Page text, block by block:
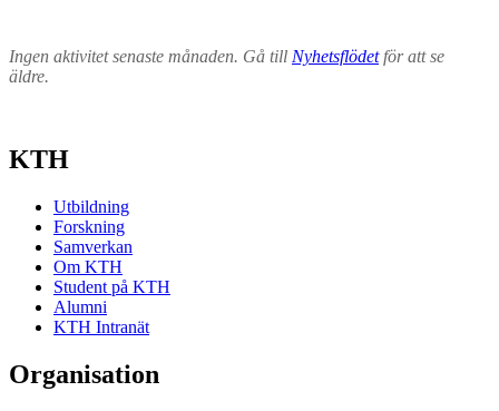
Ingen aktivitet senaste månaden. Gå till Nyhetsflödetför att se
äldre.
KTH
Utbildning
Forskning
Samverkan
Om KTH
Student på KTH
Alumni
KTH Intranät
Organisation